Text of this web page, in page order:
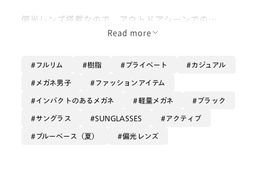
偏光レンズ搭載なので、アウトドアシーンでの
今っぽさも感じさせる上品な１本です！
Read more
フルリム 樹脂 プライベート カジュアル
メガネ男子 ファッションアイテム
インパクトのあるメガネ 軽量メガネ ブラック
サングラス SUNGLASSES アクティブ
ブルーベース（夏） 偏光レンズ